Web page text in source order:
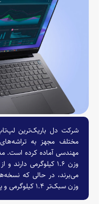
شرکت دل باریک‌ترین
مهندسی آماده کرده است.
وزن سبک‌تر ۱.۴ کیلوگرمی و پورت‌های USB۴ روانه بازار می‌شوند.